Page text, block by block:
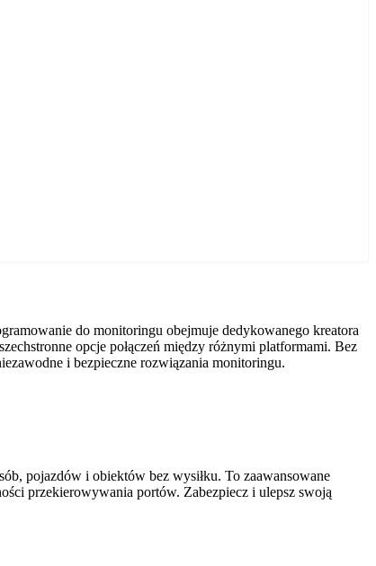
do monitoringu obejmuje dedykowanego kreatora
opcje połączeń między różnymi platformami. Bez
i bezpieczne rozwiązania monitoringu.
pojazdów i obiektów bez wysiłku. To zaawansowane
przekierowywania portów. Zabezpiecz i ulepsz swoją